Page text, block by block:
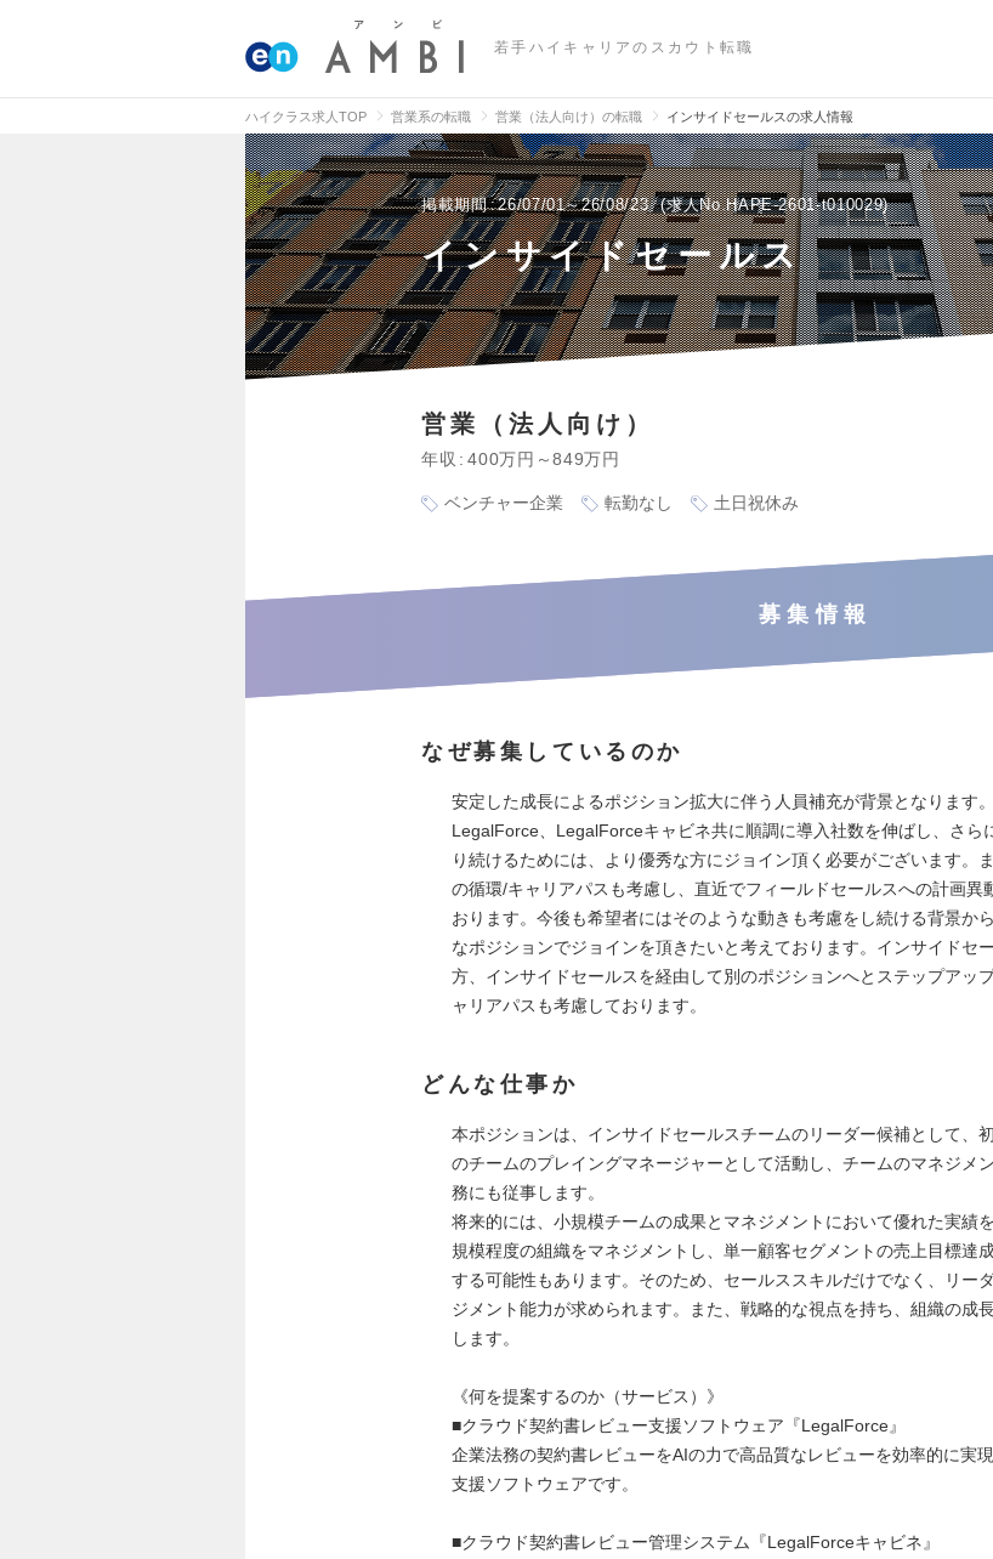
若手ハイキャリアのスカウト転職
ハイクラス求人TOP 営業系の転職 営業（法人向け）の転職 インサイドセールスの求人情報
掲載期間 26/07/01～26/08/23 求人No.HAPE-2601-t010029
インサイドセールス
営業（法人向け）
年収 400万円～849万円
ベンチャー企業 転勤なし 土日祝休み
募集情報
なぜ募集しているのか
安定した成長によるポジション拡大に伴う人員補充が背景となります。
LegalForce、LegalForceキャビネ共に順調に導入社数を伸ばし、さら
り続けるためには、より優秀な方にジョイン頂く必要がございます。
の循環/キャリアパスも考慮し、直近でフィールドセールスへの計画異
おります。今後も希望者にはそのような動きも考慮をし続ける背景か
なポジションでジョインを頂きたいと考えております。インサイドセ
方、インサイドセールスを経由して別のポジションへとステップアッ
ャリアパスも考慮しております。
どんな仕事か
本ポジションは、インサイドセールスチームのリーダー候補として、
のチームのプレイングマネージャーとして活動し、チームのマネジメ
務にも従事します。
将来的には、小規模チームの成果とマネジメントにおいて優れた実績
規模程度の組織をマネジメントし、単一顧客セグメントの売上目標達
する可能性もあります。そのため、セールススキルだけでなく、リー
ジメント能力が求められます。また、戦略的な視点を持ち、組織の成
します。
《何を提案するのか（サービス）》
■クラウド契約書レビュー支援ソフトウェア『LegalForce』
企業法務の契約書レビューをAIの力で高品質なレビューを効率的に実
支援ソフトウェアです。
■クラウド契約書レビュー管理システム『LegalForceキャビネ』